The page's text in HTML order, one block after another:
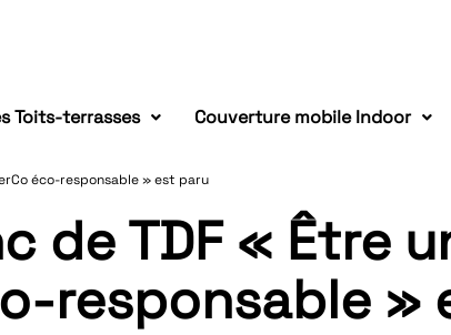
Toits-terrasses Couverture mobile Indoor
éco-responsable » est paru
de TDF « Être
responsable »